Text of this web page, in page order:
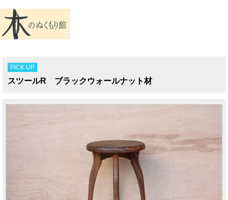
PICK UP
スツールR ブラックウォールナット材